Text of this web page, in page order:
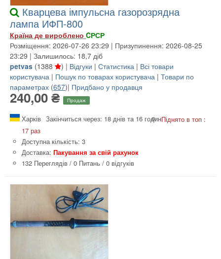
Кварцева імпульсна газорозрядна
лампа ИФП-800
Країна де вироблено CРСР
Розміщення: 2026-07-26 23:29 | Призупинення: 2026-08-25
23:29 | Залишилось: 18,7 діб
petvas (1388 ) | Відгуки | Статистика | Всі товари
користувача | Пошук по товарах користувача | Товари по
параметрах (657)| Придбано у продавця
240,00 ₴ Продаж
Харків Закінчиться через: 18 днів та 16 годинПіднято в топ :
17 раз
Доступна кількість: 3
Доставка: Пакування за свій рахунок
132 Переглядів / 0 Питань / 0 відгуків